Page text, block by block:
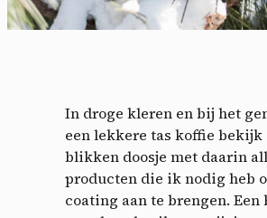
In droge kleren en bij het
een lekkere tas koffie bekijk
blikken doosje met daarin
producten die ik nodig heb
coating aan te brengen. Een